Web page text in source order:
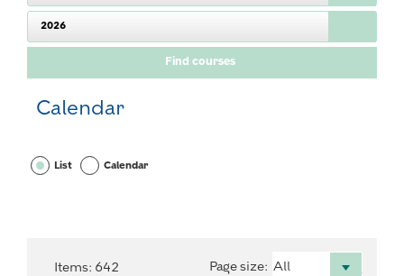
2026
Calendar
List Calendar
Items: 642 Page size: